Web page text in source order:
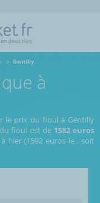
Gentilly
à
le prix du fioul à Gentilly
fioul est de 1582 euros
hier (1592 euros le, soit